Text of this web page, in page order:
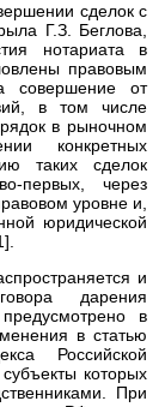
сделок с
Г.З. Беглова,
нотариата в
правовым
совершение от
в том числе
в рыночном
конкретных
таких сделок
первых, через
уровне и,
юридической
и
дарения
в
в статью
Российской
которых
При